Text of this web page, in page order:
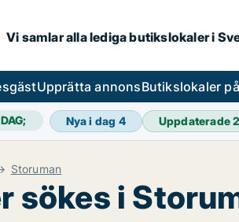
Vi samlar alla lediga butikslokaler i
Upprätta annonsButikslokaler
Nya i dag 4 Uppdaterade
Storuman
sökes i